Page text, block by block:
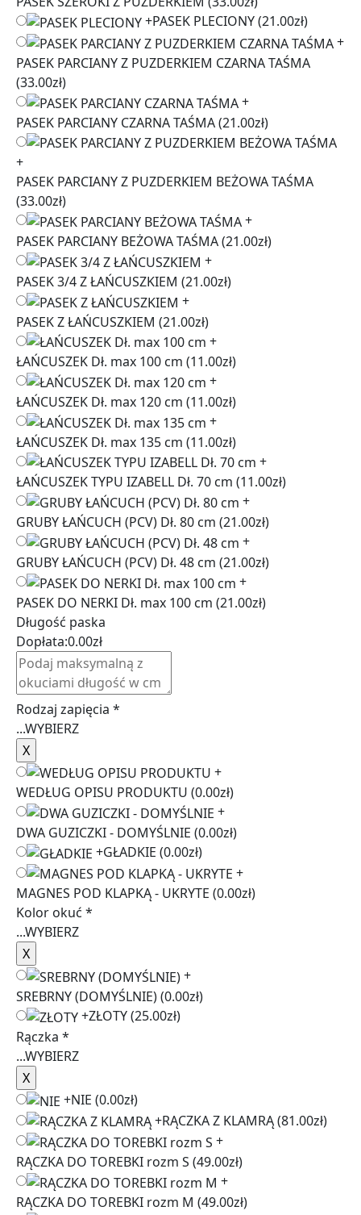
+PASEK PLECIONY(21.00zł)
+
PASEK PARCIANY Z PUZDERKIEM CZARNA TAŚMA
(33.00zł)
+
PASEK PARCIANY CZARNA TAŚMA(21.00zł)
+
PASEK PARCIANY Z PUZDERKIEM BEŻOWA TAŚMA
(33.00zł)
+
PASEK PARCIANY BEŻOWA TAŚMA(21.00zł)
+
PASEK 3/4 Z ŁAŃCUSZKIEM (21.00zł)
+
PASEK Z ŁAŃCUSZKIEM (21.00zł)
+
ŁAŃCUSZEK Dł. max 100 cm (11.00zł)
+
ŁAŃCUSZEK Dł. max 120 cm (11.00zł)
+
ŁAŃCUSZEK Dł. max 135 cm (11.00zł)
+
ŁAŃCUSZEK TYPU IZABELL Dł. 70 cm (11.00zł)
+
GRUBY ŁAŃCUCH (PCV) Dł. 80 cm (21.00zł)
+
GRUBY ŁAŃCUCH (PCV) Dł. 48 cm (21.00zł)
+
PASEK DO NERKI Dł. max 100 cm (21.00zł)
Długość paska
Dopłata:0.00zł
Rodzaj zapięcia *
...WYBIERZ
+
WEDŁUG OPISU PRODUKTU (0.00zł)
+
DWA GUZICZKI - DOMYŚLNIE (0.00zł)
+GŁADKIE (0.00zł)
+
MAGNES POD KLAPKĄ - UKRYTE (0.00zł)
Kolor okuć *
...WYBIERZ
+
SREBRNY (DOMYŚLNIE)(0.00zł)
+ZŁOTY(25.00zł)
Rączka *
...WYBIERZ
+NIE (0.00zł)
+RĄCZKA Z KLAMRĄ(81.00zł)
+
RĄCZKA DO TOREBKI rozm S (49.00zł)
+
RĄCZKA DO TOREBKI rozm M (49.00zł)